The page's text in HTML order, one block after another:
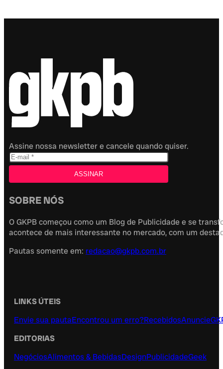
Assine nossa newsletter e cancele quando quiser.
SOBRE NÓS
O GKPB começou como um Blog de Publicidade e se
acontece de mais interessante no mercado, com um
Pautas somente em: redacao@gkpb.com.br
LINKS ÚTEIS
Envie sua pautaEncontrou um erro?RecebidosAnuncie
EDITORIAS
NegóciosAlimentos & BebidasDesignPublicidadeGeek